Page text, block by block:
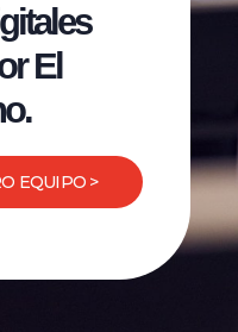
El
EQUIPO >